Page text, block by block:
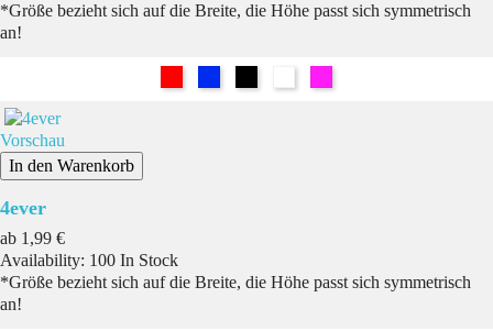
*Größe bezieht sich auf die Breite, die Höhe passt sich symmetrisch
an!
Vorschau
In den Warenkorb
4ever
ab Preis
1,99 €
Availability: 100 In Stock
*Größe bezieht sich auf die Breite, die Höhe passt sich symmetrisch
an!